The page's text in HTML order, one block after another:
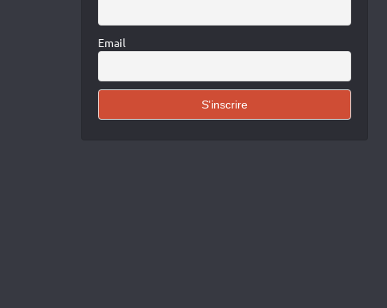
Email